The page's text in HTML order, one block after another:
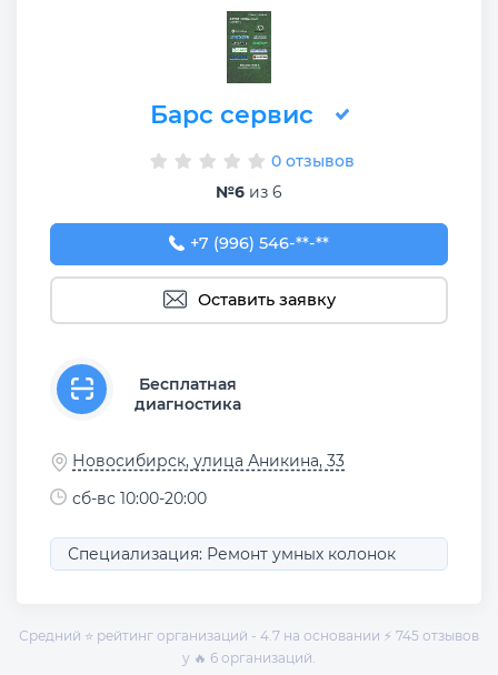
Барс сервис
0 отзывов
№6 из 6
+7 (996) 546-35-54
+7 (996) 546-**-**
Оставить заявку
Бесплатная
диагностика
Новосибирск, улица Аникина, 33
сб-вс 10:00-20:00
Специализация: Ремонт умных колонок
Средний ⭐ рейтинг организаций - 4.7 на основании ⚡ 745 отзывов
у 🔥 6 организаций.